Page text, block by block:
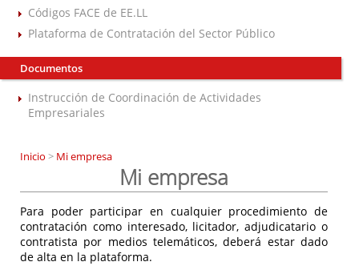
Códigos FACE de EE.LL
Plataforma de Contratación del Sector Público
Documentos
Instrucción de Coordinación de Actividades
Empresariales
Inicio > Mi empresa
Mi empresa
Para poder participar en cualquier procedimiento de
contratación como interesado, licitador, adjudicatario o
contratista por medios telemáticos, deberá estar dado
de alta en la plataforma.